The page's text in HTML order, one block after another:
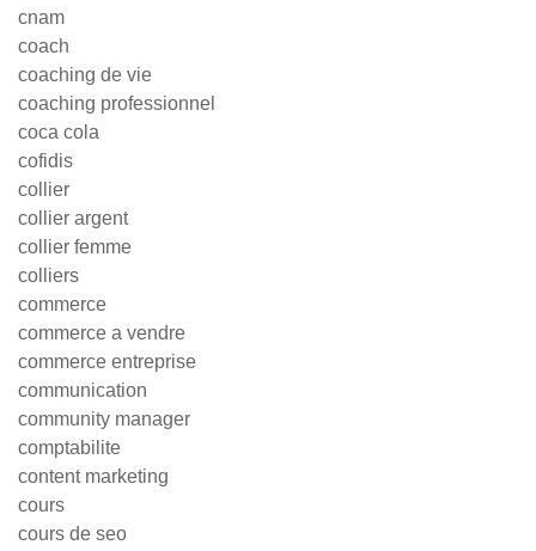
cnam
coach
coaching de vie
coaching professionnel
coca cola
cofidis
collier
collier argent
collier femme
colliers
commerce
commerce a vendre
commerce entreprise
communication
community manager
comptabilite
content marketing
cours
cours de seo